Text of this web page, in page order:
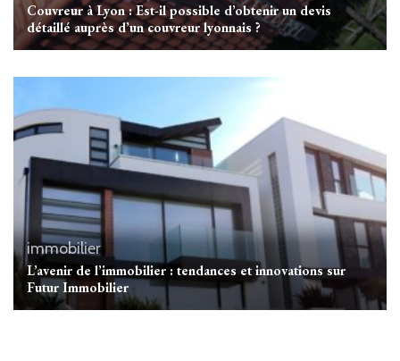
Couvreur à Lyon : Est-il possible d’obtenir un devis
détaillé auprès d’un couvreur lyonnais ?
immobilier
L’avenir de l’immobilier : tendances et innovations sur
Futur Immobilier